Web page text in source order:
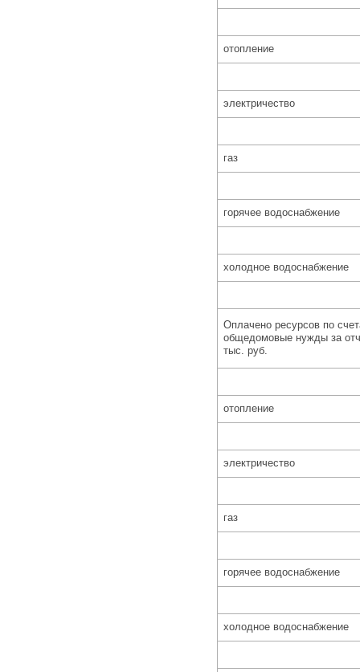
отопление
электричество
газ
горячее водоснабжение
холодное водоснабжение
Оплачено ресурсов по
общедомовые нужды за
тыс. руб.
отопление
электричество
газ
горячее водоснабжение
холодное водоснабжение